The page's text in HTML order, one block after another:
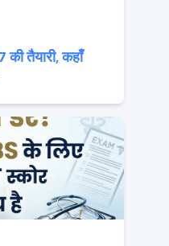
तैयारी, कहाँ